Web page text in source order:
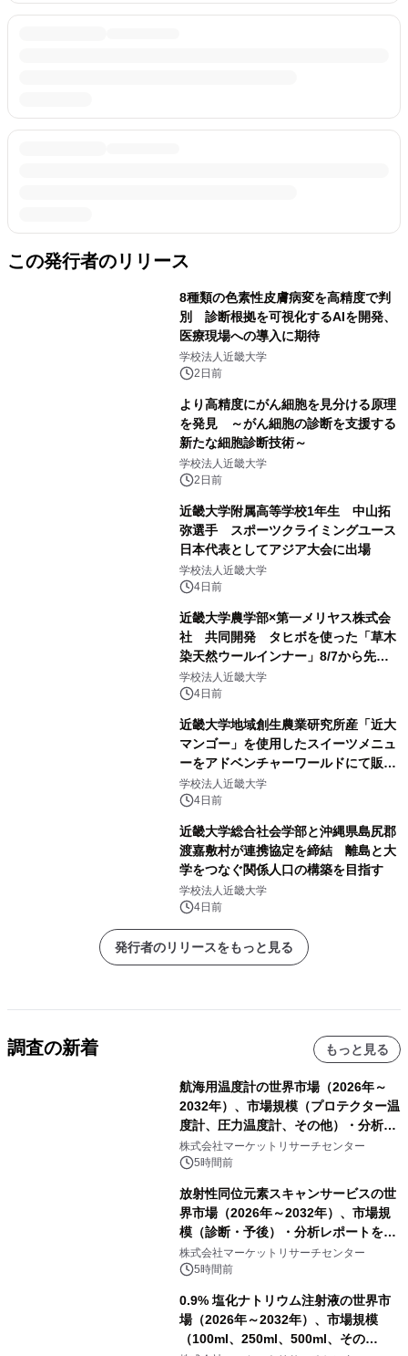
この発行者のリリース
8種類の色素性皮膚病変を高精度で判
別 診断根拠を可視化するAIを開発、
医療現場への導入に期待
学校法人近畿大学
2日前
より高精度にがん細胞を見分ける原理
を発見 ～がん細胞の診断を支援する
新たな細胞診断技術～
学校法人近畿大学
2日前
近畿大学附属高等学校1年生 中山拓
弥選手 スポーツクライミングユース
日本代表としてアジア大会に出場
学校法人近畿大学
4日前
近畿大学農学部×第一メリヤス株式会
社 共同開発 タヒボを使った「草木
染天然ウールインナー」8/7から先行
販売
学校法人近畿大学
4日前
近畿大学地域創生農業研究所産「近大
マンゴー」を使用したスイーツメニュ
ーをアドベンチャーワールドにて販売
します パークでしか味わえない期間
限定スイーツを楽しんで♪
学校法人近畿大学
4日前
近畿大学総合社会学部と沖縄県島尻郡
渡嘉敷村が連携協定を締結 離島と大
学をつなぐ関係人口の構築を目指す
学校法人近畿大学
4日前
発行者のリリースをもっと見る
調査の新着 もっと見る
航海用温度計の世界市場（2026年～
2032年）、市場規模（プロテクター温
度計、圧力温度計、その他）・分析レ
ポートを発表
株式会社マーケットリサーチセンター
5時間前
放射性同位元素スキャンサービスの世
界市場（2026年～2032年）、市場規
模（診断・予後）・分析レポートを発
表
株式会社マーケットリサーチセンター
5時間前
0.9% 塩化ナトリウム注射液の世界市
場（2026年～2032年）、市場規模
（100ml、250ml、500ml、その